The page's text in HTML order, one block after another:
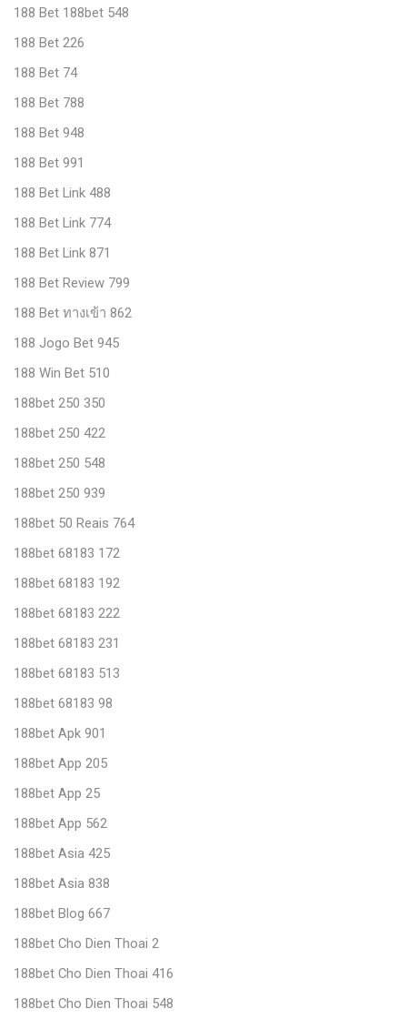
188 Bet 188bet 548
188 Bet 226
188 Bet 74
188 Bet 788
188 Bet 948
188 Bet 991
188 Bet Link 488
188 Bet Link 774
188 Bet Link 871
188 Bet Review 799
188 Bet ทางเข้า 862
188 Jogo Bet 945
188 Win Bet 510
188bet 250 350
188bet 250 422
188bet 250 548
188bet 250 939
188bet 50 Reais 764
188bet 68183 172
188bet 68183 192
188bet 68183 222
188bet 68183 231
188bet 68183 513
188bet 68183 98
188bet Apk 901
188bet App 205
188bet App 25
188bet App 562
188bet Asia 425
188bet Asia 838
188bet Blog 667
188bet Cho Dien Thoai 2
188bet Cho Dien Thoai 416
188bet Cho Dien Thoai 548